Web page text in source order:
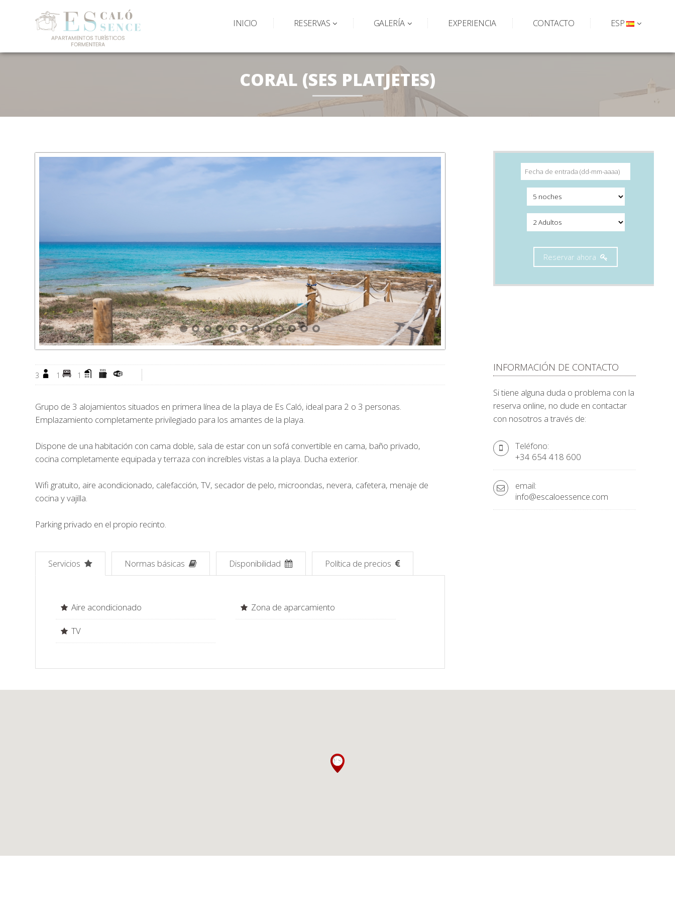
INICIO RESERVAS GALERÍA EXPERIENCIA CONTACTO ESP
CORAL (SES PLATJETES)
3 1 1
Grupo de 3 alojamientos situados en primera línea de la playa de Es Caló, ideal para 2 o 3 personas.
Emplazamiento completamente privilegiado para los amantes de la playa.
Dispone de una habitación con cama doble, sala de estar con un sofá convertible en cama, baño privado,
cocina completamente equipada y terraza con increíbles vistas a la playa. Ducha exterior.
Wifi gratuito, aire acondicionado, calefacción, TV, secador de pelo, microondas, nevera, cafetera, menaje de
cocina y vajilla.
Parking privado en el propio recinto.
Servicios Normas básicas Disponibilidad Política de precios
Aire acondicionado Zona de aparcamiento
TV
INFORMACIÓN DE CONTACTO
Si tiene alguna duda o problema con la
reserva online, no dude en contactar
con nosotros a través de:
Teléfono:
+34 654 418 600
email:
info@escaloessence.com